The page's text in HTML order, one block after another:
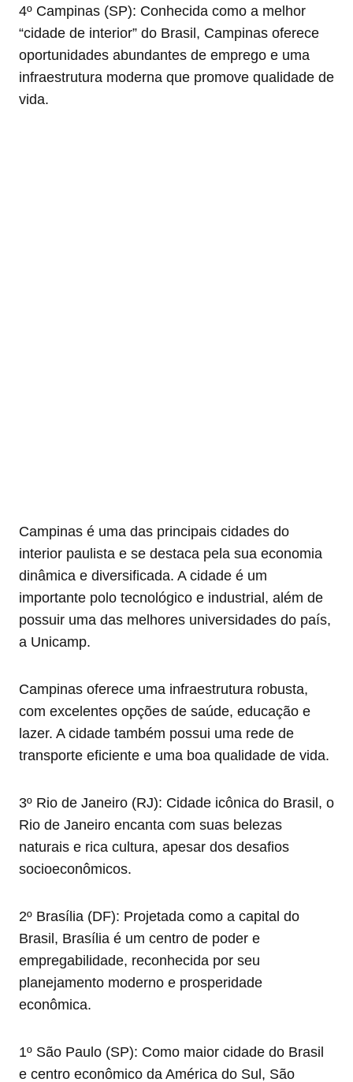
4º Campinas (SP): Conhecida como a melhor
“cidade de interior” do Brasil, Campinas oferece
oportunidades abundantes de emprego e uma
infraestrutura moderna que promove qualidade de
vida.
Campinas é uma das principais cidades do
interior paulista e se destaca pela sua economia
dinâmica e diversificada. A cidade é um
importante polo tecnológico e industrial, além de
possuir uma das melhores universidades do país,
a Unicamp.
Campinas oferece uma infraestrutura robusta,
com excelentes opções de saúde, educação e
lazer. A cidade também possui uma rede de
transporte eficiente e uma boa qualidade de vida.
3º Rio de Janeiro (RJ): Cidade icônica do Brasil, o
Rio de Janeiro encanta com suas belezas
naturais e rica cultura, apesar dos desafios
socioeconômicos.
2º Brasília (DF): Projetada como a capital do
Brasil, Brasília é um centro de poder e
empregabilidade, reconhecida por seu
planejamento moderno e prosperidade
econômica.
1º São Paulo (SP): Como maior cidade do Brasil
e centro econômico da América do Sul, São